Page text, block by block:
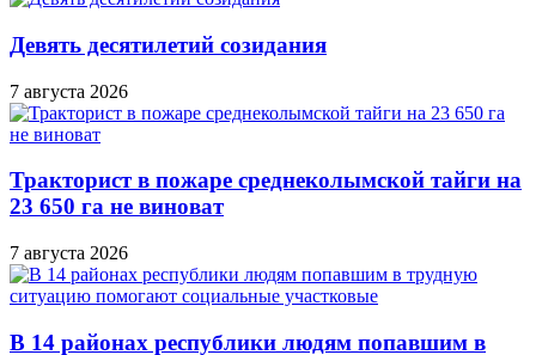
Девять десятилетий созидания
7 августа 2026
Тракторист в пожаре среднеколымской тайги на
23 650 га не виноват
7 августа 2026
В 14 районах республики людям попавшим в